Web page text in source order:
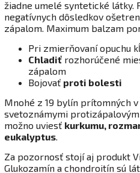
žiadne umelé syntetické látky.
negatívnych dôsledkov
zápalom. Maximum balzam
Pri zmierňovaní opuchu
Chladiť rozhorúčené
zápalom
Bojovať proti bolesti
Mnohé z 19 bylín prítomných
svetoznámymi
možno uviesť kurkumu,
eukalyptus
Za pozornosť stojí aj produkt
Glukozamín a chondroitín sú